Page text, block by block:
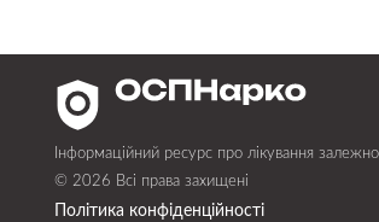
Інформаційний ресурс про лікування
© 2026 Всі права захищені
Політика конфіденційності